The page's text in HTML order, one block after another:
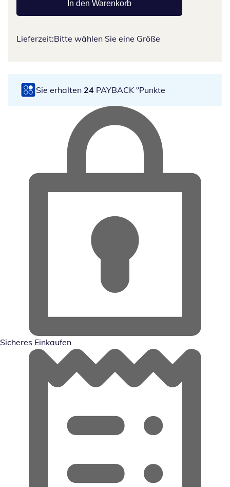
In den Warenkorb
Lieferzeit:Bitte wählen Sie eine Größe
Sie erhalten 24 PAYBACK °Punkte
Sicheres Einkaufen